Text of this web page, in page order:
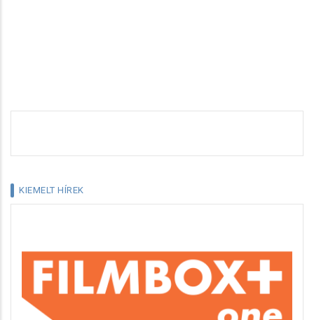
KIEMELT HÍREK